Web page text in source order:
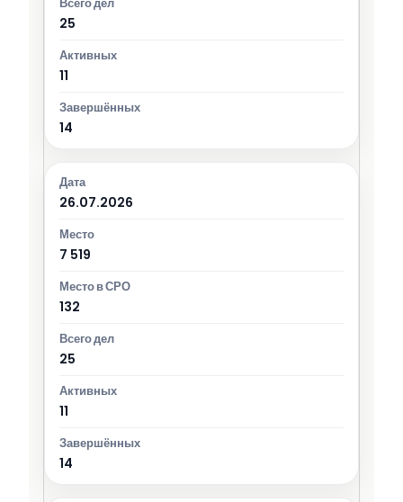
25
11
14
26.07.2026
7 519
132
25
11
14